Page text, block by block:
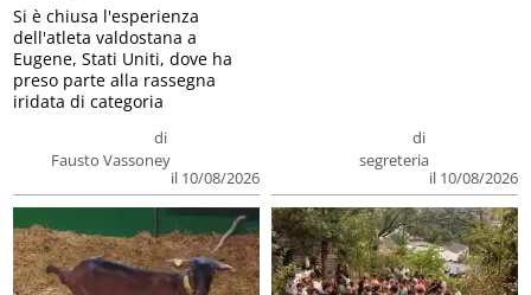
di
Fausto Vassoney
il 10/08/2026
Si è chiusa l'esperienza
dell'atleta valdostana a
Eugene, Stati Uniti, dove ha
preso parte alla rassegna
iridata di categoria
di
segreteria
il 10/08/2026